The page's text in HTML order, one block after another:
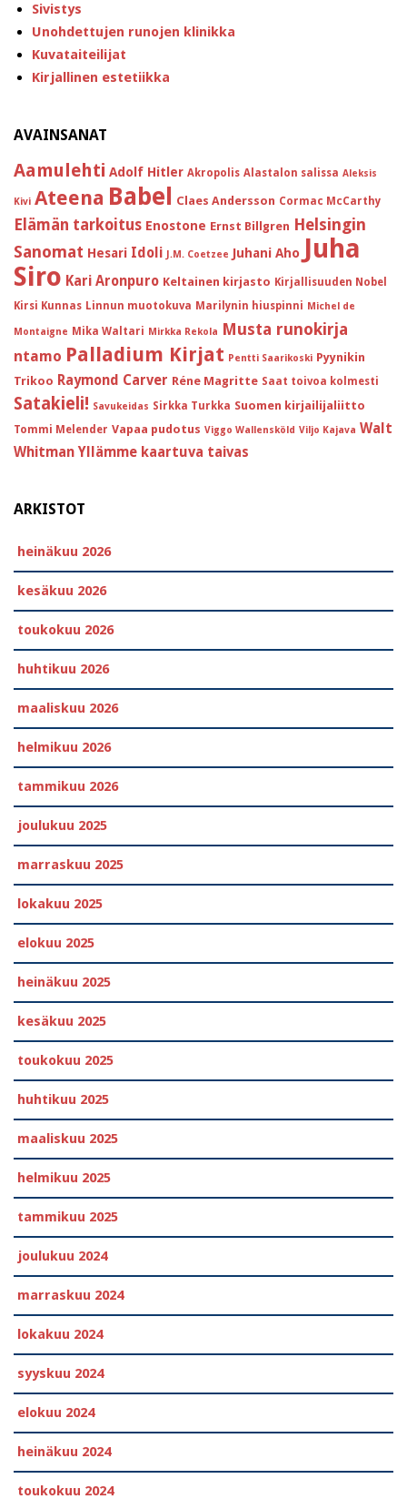
Sivistys
Unohdettujen runojen klinikka
Kuvataiteilijat
Kirjallinen estetiikka
AVAINSANAT
Aamulehti Adolf Hitler Akropolis Alastalon salissa Aleksis
Kivi Ateena Babel Claes Andersson Cormac McCarthy
Elämän tarkoitus Enostone Ernst Billgren Helsingin
Sanomat Hesari Idoli J.M. Coetzee Juhani Aho Juha
Siro Kari Aronpuro Keltainen kirjasto Kirjallisuuden Nobel
Kirsi Kunnas Linnun muotokuva Marilynin hiuspinni Michel de
Montaigne Mika Waltari Mirkka Rekola Musta runokirja
ntamo Palladium Kirjat Pentti Saarikoski Pyynikin
Trikoo Raymond Carver Réne Magritte Saat toivoa kolmesti
Satakieli! Savukeidas Sirkka Turkka Suomen kirjailijaliitto
Tommi Melender Vapaa pudotus Viggo Wallensköld Viljo Kajava Walt
Whitman Yllämme kaartuva taivas
ARKISTOT
heinäkuu 2026
kesäkuu 2026
toukokuu 2026
huhtikuu 2026
maaliskuu 2026
helmikuu 2026
tammikuu 2026
joulukuu 2025
marraskuu 2025
lokakuu 2025
elokuu 2025
heinäkuu 2025
kesäkuu 2025
toukokuu 2025
huhtikuu 2025
maaliskuu 2025
helmikuu 2025
tammikuu 2025
joulukuu 2024
marraskuu 2024
lokakuu 2024
syyskuu 2024
elokuu 2024
heinäkuu 2024
toukokuu 2024